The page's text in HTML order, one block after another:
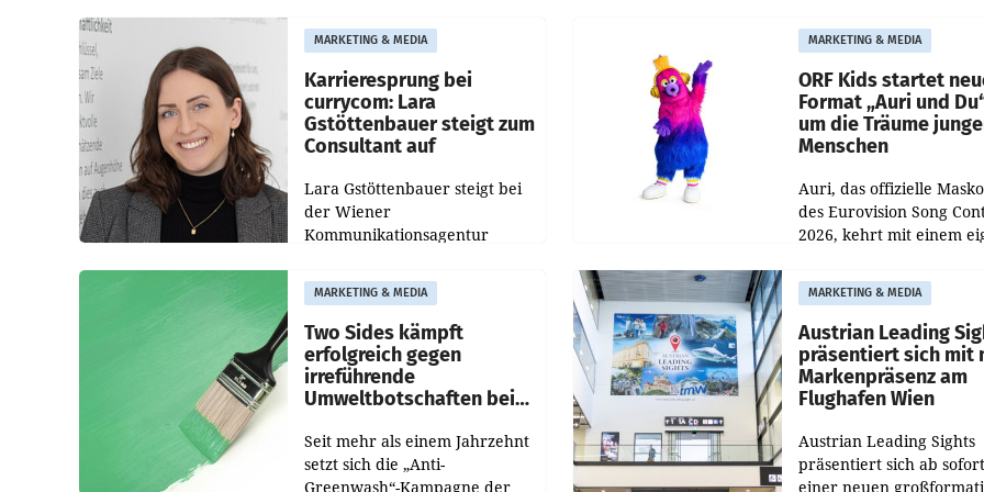
WIFI Wien eine neue
Imagekampagne gestartet.
und Besucher höheren
Nettoreichweite im ersten
Halbjahr 2026
MARKETING & MEDIA
Karrieresprung bei
currycom: Lara
Gstöttenbauer steigt zum
Consultant auf
Lara Gstöttenbauer steigt bei
der Wiener
Kommunikationsagentur
partners zum Consultant auf.
Die 27-jährige Beraterin
betreut Kundinnen und
Kunden in den Bereichen
MARKETING & MEDIA
ORF Kids startet
Format „Auri und
um die Träume
Menschen
Auri, das offizielle
des Eurovision Song
2026, kehrt mit einem
zurück. In der neuen
„Auri und Du“ bei ORF
steht
MARKETING & MEDIA
Two Sides kämpft
erfolgreich gegen
irreführende
Umweltbotschaften beim
Seit mehr als einem Jahrzehnt
setzt sich die „Anti-
Greenwash“-Kampagne der
MARKETING & MEDIA
Austrian Leading
präsentiert sich mit
Markenpräsenz am
Flughafen Wien
Austrian Leading Sights
präsentiert sich ab
einer neuen